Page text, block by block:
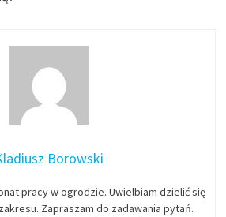
Borowski
pracy w ogrodzie. Uwielbiam dzielić się
Zapraszam do zadawania pytań.